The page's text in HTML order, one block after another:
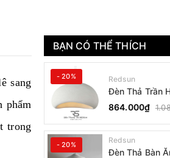
sang
phẩm
trong
BẠN CÓ THỂ THÍCH
- 20% Redsun
Đèn Thả Trần
Phong Cách
Wabi-sabi
Dáng B
864.000₫
- 20% Redsun
Đèn Thả Bàn